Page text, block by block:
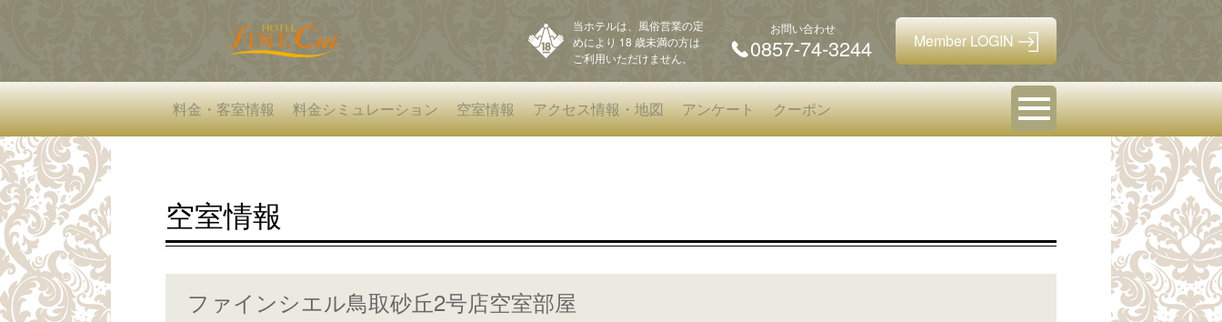
当ホテルは、風俗営業の定
めにより 18 歳未満の方は
ご利用いただけません。
お問い合わせ
0857-74-3244
料金・客室情報 料金シミュレーション 空室情報 アクセス情報・地図 アンケート クーポン
空室情報
ファインシエル鳥取砂丘2号店空室部屋